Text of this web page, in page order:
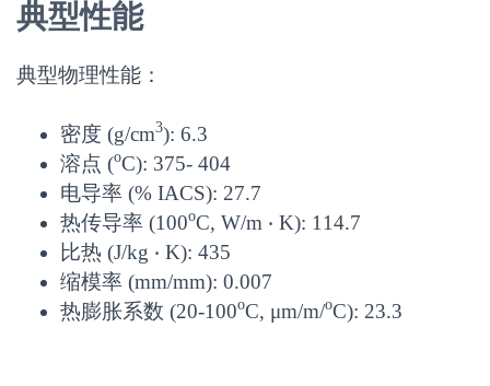
典型性能
典型物理性能：
密度 (g/cm3): 6.3
溶点 (oC): 375- 404
电导率 (% IACS): 27.7
热传导率 (100oC, W/m ‧ K): 114.7
比热 (J/kg ‧ K): 435
缩模率 (mm/mm): 0.007
热膨胀系数 (20-100oC, μm/m/oC): 23.3